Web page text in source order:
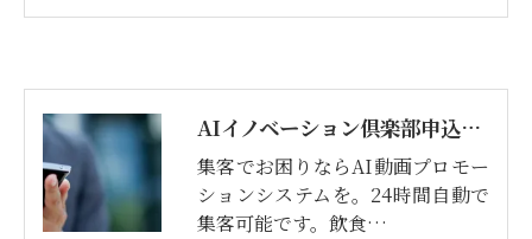
AIイノベーション倶楽部申込みフォーム
集客でお困りならAI動画プロモー
ションシステムを。24時間自動で
集客可能です。飲食…